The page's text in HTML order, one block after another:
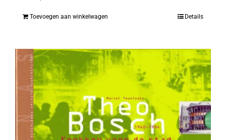
Toevoegen aan winkelwagen Details